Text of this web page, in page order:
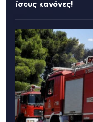
ίσους κανόνες!